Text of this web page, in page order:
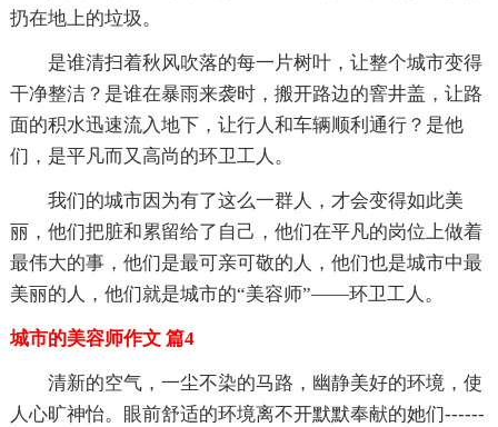
扔在地上的垃圾。
是谁清扫着秋风吹落的每一片树叶，让整个城市变得
干净整洁？是谁在暴雨来袭时，搬开路边的窨井盖，让路
面的积水迅速流入地下，让行人和车辆顺利通行？是他
们，是平凡而又高尚的环卫工人。
我们的城市因为有了这么一群人，才会变得如此美
丽，他们把脏和累留给了自己，他们在平凡的岗位上做着
最伟大的事，他们是最可亲可敬的人，他们也是城市中最
美丽的人，他们就是城市的“美容师”——环卫工人。
城市的美容师作文 篇4
清新的空气，一尘不染的马路，幽静美好的环境，使
人心旷神怡。眼前舒适的环境离不开默默奉献的她们------